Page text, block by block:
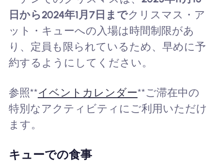
日から2024年1月7日までクリスマス・ア
ット・キューへの入場は時間制限があ
り、定員も限られているため、早めに予
約するようにしてください。
参照**イベントカレンダー**ご滞在中の
特別なアクティビティにご利用いただけ
ます。
キューでの食事